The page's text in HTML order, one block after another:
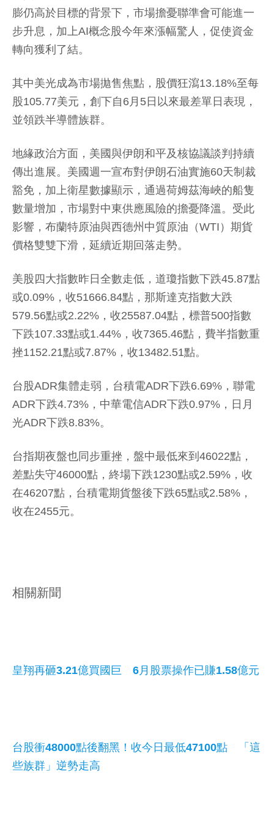
膨仍高於目標的背景下，市場擔憂聯準會可能進一
步升息，加上AI概念股今年來漲幅驚人，促使資金
轉向獲利了結。
其中美光成為市場拋售焦點，股價狂瀉13.18%至每
股105.77美元，創下自6月5日以來最差單日表現，
並領跌半導體族群。
地緣政治方面，美國與伊朗和平及核協議談判持續
傳出進展。美國週一宣布對伊朗石油實施60天制裁
豁免，加上衛星數據顯示，通過荷姆茲海峽的船隻
數量增加，市場對中東供應風險的擔憂降溫。受此
影響，布蘭特原油與西德州中質原油（WTI）期貨
價格雙雙下滑，延續近期回落走勢。
美股四大指數昨日全數走低，道瓊指數下跌45.87點
或0.09%，收51666.84點，那斯達克指數大跌
579.56點或2.22%，收25587.04點，標普500指數
下跌107.33點或1.44%，收7365.46點，費半指數重
挫1152.21點或7.87%，收13482.51點。
台股ADR集體走弱，台積電ADR下跌6.69%，聯電
ADR下跌4.73%，中華電信ADR下跌0.97%，日月
光ADR下跌8.83%。
台指期夜盤也同步重挫，盤中最低來到46022點，
差點失守46000點，終場下跌1230點或2.59%，收
在46207點，台積電期貨盤後下跌65點或2.58%，
收在2455元。
相關新聞
皇翔再砸3.21億買國巨 6月股票操作已賺1.58億元
台股衝48000點後翻黑！收今日最低47100點 「這
些族群」逆勢走高